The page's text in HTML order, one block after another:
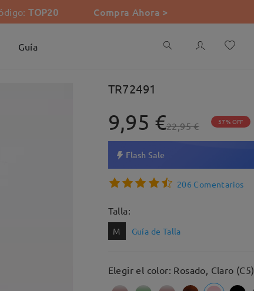
TOP20 Compra Ahora >
Guía
TR72491
9,95 €22,95 € 57% OFF
Flash Sale
206 Comentarios
Talla:
M Guía de Talla
Elegir el color: Rosado, Claro (C5)